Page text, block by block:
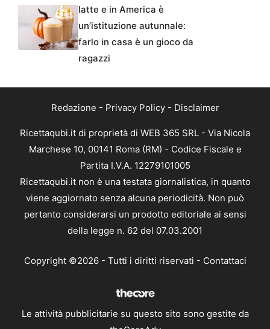
latte e in America è
un’istituzione autunnale:
farlo in casa è un gioco da
ragazzi
Redazione - Privacy Policy- Disclaimer
Ricettaqubi.it di proprietà di WEB 365 SRL - Via Nicola
Marchese 10, 00141 Roma (RM) - Codice Fiscale e
Partita I.V.A. 12279101005
Ricettaqubi.it non è una testata giornalistica, in quanto
viene aggiornato senza alcuna periodicità. Non può
pertanto considerarsi un prodotto editoriale ai sensi
della legge n. 62 del 07.03.2001
Copyright ©2026 - Tutti i diritti riservati - Contattaci
Le attività pubblicitarie su questo sito sono gestite da